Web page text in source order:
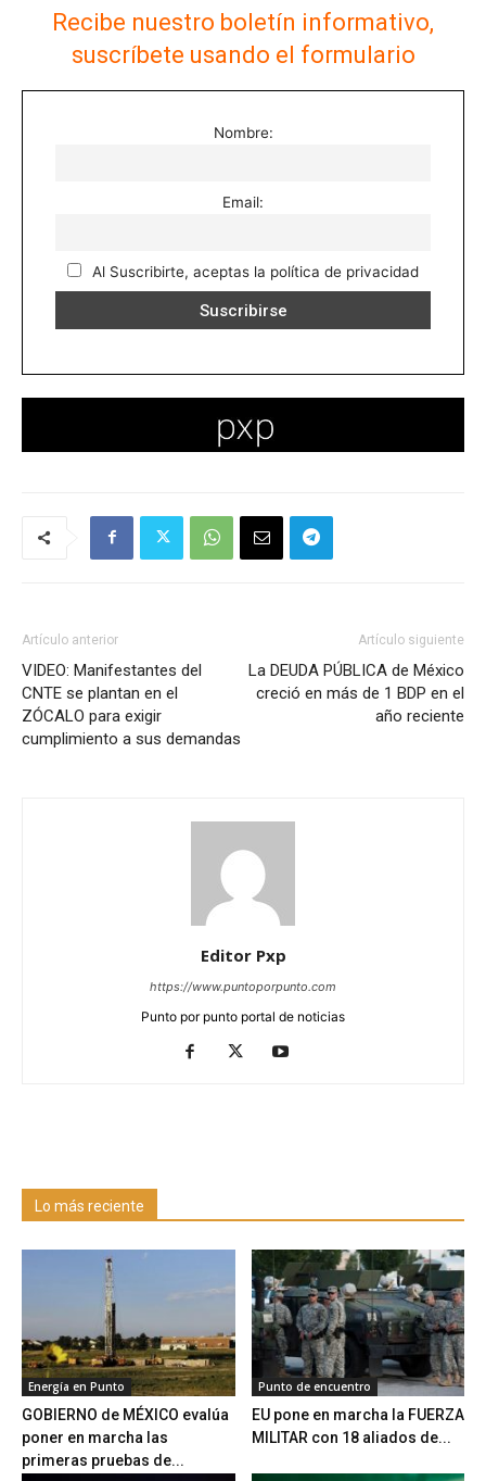
Recibe nuestro boletín informativo,
suscríbete usando el formulario
Nombre:
Email:
Al Suscribirte, aceptas la política de privacidad
Artículo anterior
VIDEO: Manifestantes del
CNTE se plantan en el
ZÓCALO para exigir
cumplimiento a sus demandas
Artículo siguiente
La DEUDA PÚBLICA de México
creció en más de 1 BDP en el
año reciente
Editor Pxp
https://www.puntoporpunto.com
Punto por punto portal de noticias
Lo más reciente
Energía en Punto
GOBIERNO de MÉXICO evalúa
poner en marcha las
primeras pruebas de...
Punto de encuentro
EU pone en marcha la FUERZA
MILITAR con 18 aliados de...